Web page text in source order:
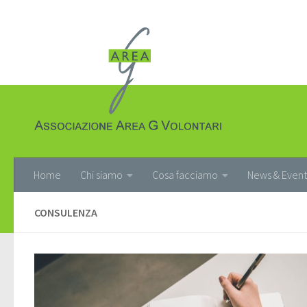
Home Chi siamo Cosa facciamo News &
CONSULENZA